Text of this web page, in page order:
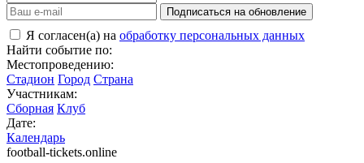
Подписаться на обновление
Я согласен(а) на обработку персональных данных
Найти событие по:
Местопроведению:
Стадион Город Страна
Участникам:
Сборная Клуб
Дате:
Календарь
football-tickets.online